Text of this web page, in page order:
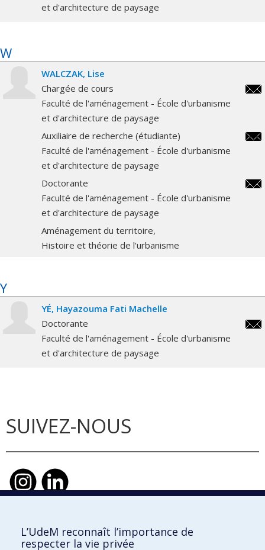
et d'architecture de paysage
W
WALCZAK Lise
Chargée de cours
Faculté de l'aménagement - École d'urbanisme
et d'architecture de paysage
Auxiliaire de recherche (étudiante)
Faculté de l'aménagement - École d'urbanisme
et d'architecture de paysage
Doctorante
Faculté de l'aménagement - École d'urbanisme
et d'architecture de paysage
Aménagement du territoire
Histoire et théorie de l'urbanisme
Y
YÉ Hayazouma Fati Machelle
Doctorante
Faculté de l'aménagement - École d'urbanisme
et d'architecture de paysage
SUIVEZ-NOUS
École d'urbanisme et d'architecture de
L’UdeM reconnaît l’importance de
respecter la vie privée